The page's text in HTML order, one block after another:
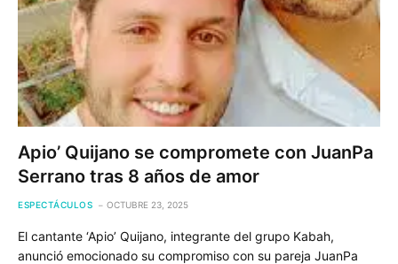
Apio’ Quijano se compromete con JuanPa
Serrano tras 8 años de amor
ESPECTÁCULOS OCTUBRE 23, 2025
El cantante ‘Apio’ Quijano, integrante del grupo Kabah,
anunció emocionado su compromiso con su pareja JuanPa